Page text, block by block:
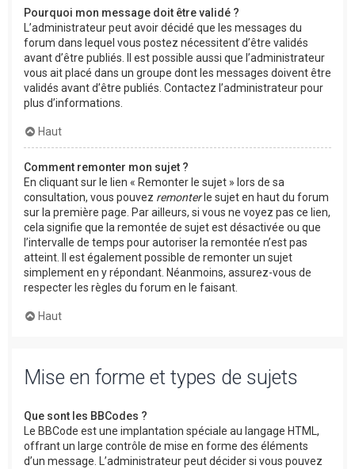
Pourquoi mon message doit être validé ?
L’administrateur peut avoir décidé que les messages du
forum dans lequel vous postez nécessitent d’être validés
avant d’être publiés. Il est possible aussi que l’administrateur
vous ait placé dans un groupe dont les messages doivent être
validés avant d’être publiés. Contactez l’administrateur pour
plus d’informations.
Haut
Comment remonter mon sujet ?
En cliquant sur le lien « Remonter le sujet » lors de sa
consultation, vous pouvez remonterle sujet en haut du forum
sur la première page. Par ailleurs, si vous ne voyez pas ce lien,
cela signifie que la remontée de sujet est désactivée ou que
l’intervalle de temps pour autoriser la remontée n’est pas
atteint. Il est également possible de remonter un sujet
simplement en y répondant. Néanmoins, assurez-vous de
respecter les règles du forum en le faisant.
Haut
Mise en forme et types de sujets
Que sont les BBCodes ?
Le BBCode est une implantation spéciale au langage HTML,
offrant un large contrôle de mise en forme des éléments
d’un message. L’administrateur peut décider si vous pouvez